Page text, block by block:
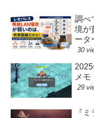
調べ
境が
ータ
30
メ
29
『